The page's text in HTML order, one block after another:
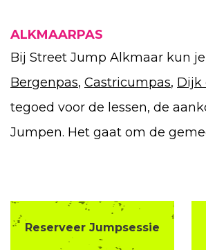
ALKMAARPAS
Bij Street Jump Alkmaar kun
Bergenpas, Castricumpas, Dijk
tegoed voor de lessen, de
Jumpen. Het gaat om de
Reserveer Jumpsessie